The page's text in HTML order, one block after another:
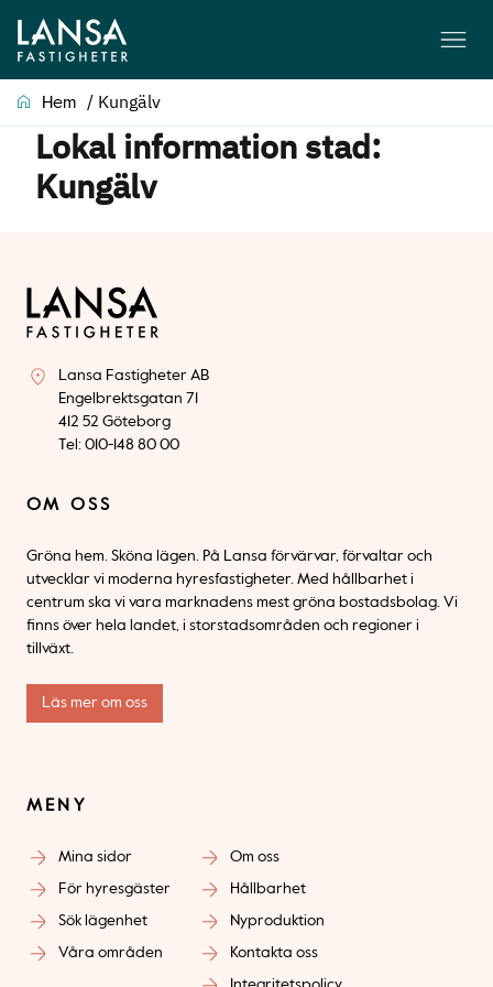
Hem / Kungälv
Lokal information stad:
Kungälv
Lansa Fastigheter AB
Engelbrektsgatan 71
412 52 Göteborg
Tel: 010-148 80 00
OM OSS
Gröna hem. Sköna lägen. På Lansa förvärvar, förvaltar och
utvecklar vi moderna hyresfastigheter. Med hållbarhet i
centrum ska vi vara marknadens mest gröna bostadsbolag. Vi
finns över hela landet, i storstadsområden och regioner i
tillväxt.
Läs mer om oss
MENY
Mina sidor
För hyresgäster
Sök lägenhet
Våra områden
Om oss
Hållbarhet
Nyproduktion
Kontakta oss